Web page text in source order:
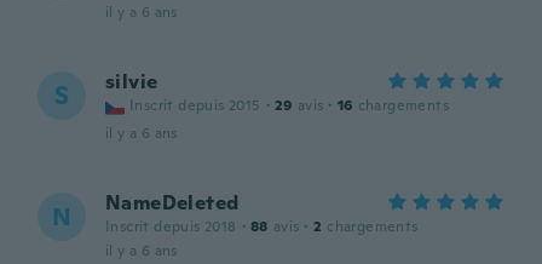
il y a 6 ans
S silvie
Inscrit depuis 2015 · 29 avis · 16 chargements
il y a 6 ans
N NameDeleted
Inscrit depuis 2018 · 88 avis · 2 chargements
il y a 6 ans